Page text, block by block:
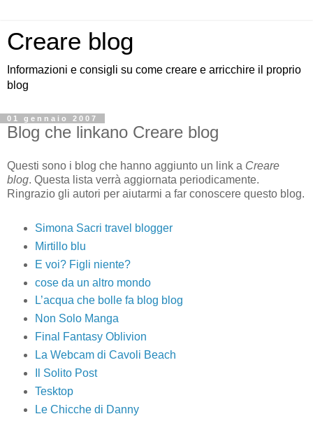
Creare blog
Informazioni e consigli su come creare e arricchire il proprio
blog
01 gennaio 2007
Blog che linkano Creare blog
Questi sono i blog che hanno aggiunto un link a Creare
blog. Questa lista verrà aggiornata periodicamente.
Ringrazio gli autori per aiutarmi a far conoscere questo blog.
Simona Sacri travel blogger
Mirtillo blu
E voi? Figli niente?
cose da un altro mondo
L’acqua che bolle fa blog blog
Non Solo Manga
Final Fantasy Oblivion
La Webcam di Cavoli Beach
Il Solito Post
Tesktop
Le Chicche di Danny